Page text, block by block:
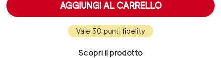
AGGIUNGI AL CARRELLO
Vale 30 punti fidelity
Scopri il prodotto